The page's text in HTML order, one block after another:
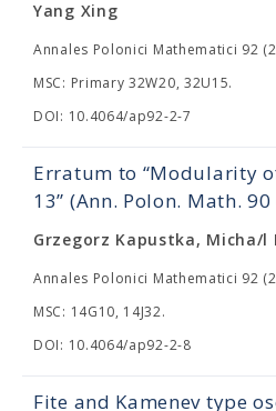
Yang Xing
Annales Polonici Mathematici 92
MSC: Primary 32W20, 32U15.
DOI: 10.4064/ap92-2-7
Erratum to “Modularity
13” (Ann. Polon. Math.
Grzegorz Kapustka, Micha/l
Annales Polonici Mathematici 92
MSC: 14G10, 14J32.
DOI: 10.4064/ap92-2-8
Fite and Kamenev type